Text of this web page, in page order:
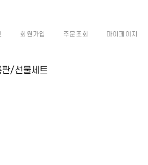
판/선물세트
회원가입 주문조회 마이페이지